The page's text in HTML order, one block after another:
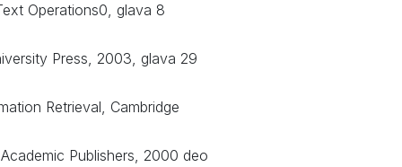
Operations0, glava 8
Press, 2003, glava 29
Retrieval, Cambridge
Publishers, 2000 deo